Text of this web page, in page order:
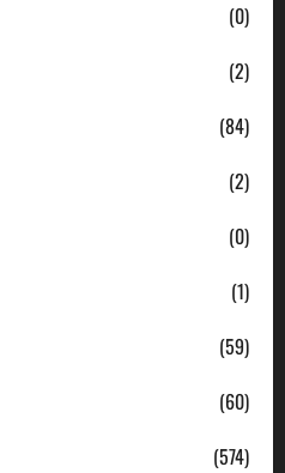
(0)
(2)
(84)
(2)
(0)
(1)
(59)
(60)
(574)